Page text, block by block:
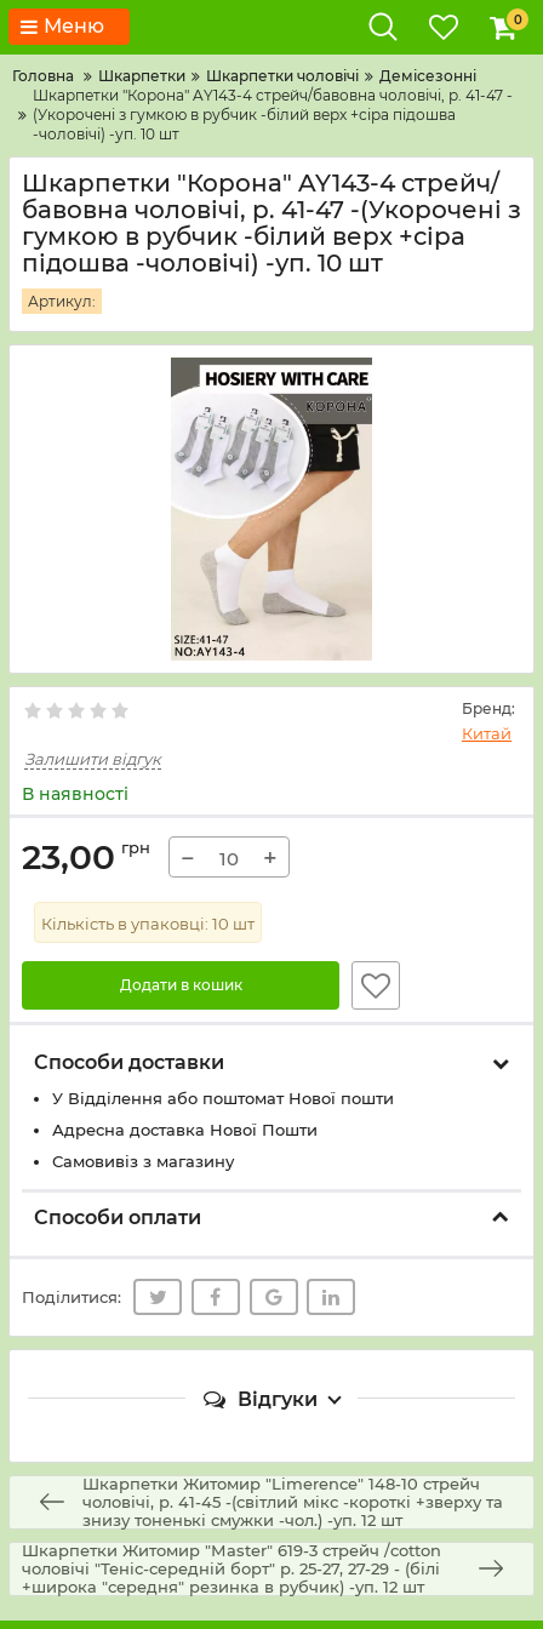
Меню 0
Головна Шкарпетки Шкарпетки чоловічі
Демісезонні
Шкарпетки "Корона" AY143-4 стрейч/бавовна чоловічі, р. 41-47 -
(Укорочені з гумкою в рубчик -білий верх +сіра підошва
-чоловічі) -уп. 10 шт
Шкарпетки "Корона" AY143-4 стрейч/
бавовна чоловічі, р. 41-47 -(Укорочені з
гумкою в рубчик -білий верх +сіра
підошва -чоловічі) -уп. 10 шт
Артикул:
Бренд:
Китай
Залишити відгук
В наявності
23,00 грн − +
Кількість в упаковці: 10 шт
Додати в кошик
Способи доставки
У Вiддiлення або поштомат Нової пошти
Адресна доставка Нової Пошти
Самовивіз з магазину
Способи оплати
Поділитися:
Відгуки
Шкарпетки Житомир "Limerence" 148-10 стрейч
чоловічі, р. 41-45 -(світлий мікс -короткі +зверху та
знизу тоненькі смужки -чол.) -уп. 12 шт
Шкарпетки Житомир "Мaster" 619-3 стрейч /cotton
чоловічі "Теніс-середній борт" р. 25-27, 27-29 - (білі
+широка "середня" резинка в рубчик) -уп. 12 шт